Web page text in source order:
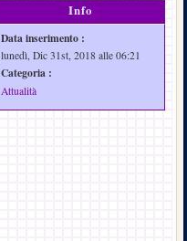
Info
Data inserimento :
lunedì, Dic 31st, 2018 alle 06:21
Categoria :
Attualità